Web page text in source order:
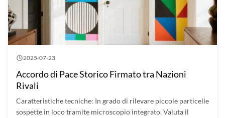
2025-07-23
Accordo di Pace Storico Firmato tra Nazioni
Rivali
Caratteristiche tecniche: In grado di rilevare piccole particelle
sospette in loco tramite microscopio integrato. Valuta il